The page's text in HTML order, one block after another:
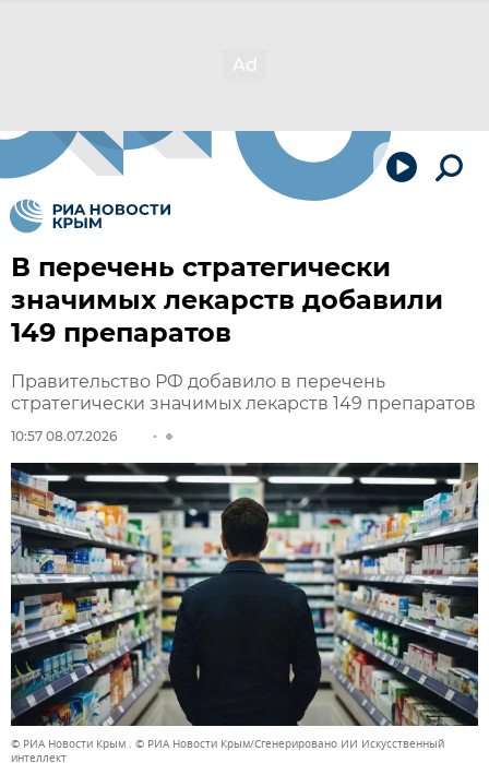
В перечень стратегически
значимых лекарств добавили
149 препаратов
Правительство РФ добавило в перечень
стратегически значимых лекарств 149 препаратов
10:57 08.07.2026
© РИА Новости Крым . © РИА Новости Крым/Сгенерировано ИИ Искусственный
интеллект